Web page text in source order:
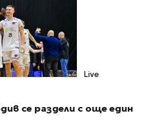
Live
се раздели с още един